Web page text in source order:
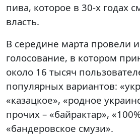
пива, которое в 30-х годах
власть.
В середине марта провели
голосование, в котором
около 16 тысяч
популярных вариантов:
«казацкое», «родное
прочих – «байрактар»,
«бандеровское смузи».